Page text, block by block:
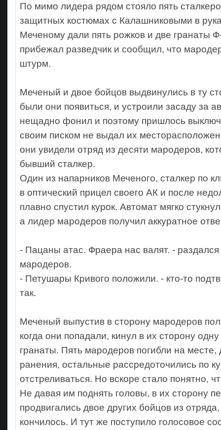
По мимо лидера рядом стояло пять
защитных костюмах с Калашниковыми в
Меченому дали пять рожков и две гранаты
прибежал разведчик и сообщил, что
штурм.
Меченый и двое бойцов выдвинулись в ту
были они появиться, и устроили засаду за
нещадно фонил и поэтому пришлось
своим писком не выдал их
они увидели отряд из десяти мародеров,
бывший сталкер.
Один из напарников Меченого, сталкер по
в оптический прицел своего АК и после
плавно спустил курок. Автомат мягко
а лидер мародеров получил аккуратное
- Пацаны атас. Фраера нас валят. - раздался
мародеров.
- Петушары Кривого положили. - кто-то
так.
Меченый выпустив в сторону мародеров
когда они попадали, кинул в их сторону
гранаты. Пять мародеров погибли на месте,
ранения, остальные рассредоточились по
отстреливаться. Но вскоре стало понятно,
Не давая им поднять головы, в их сторону
продвигались двое других бойцов из
кончилось. И тут же поступило голосовое